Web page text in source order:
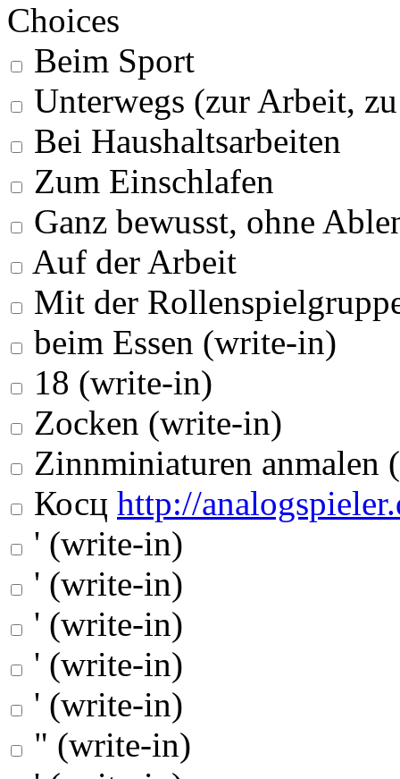
Choices
Beim Sport
Unterwegs (zur Arbeit,
Bei Haushaltsarbeiten
Zum Einschlafen
Ganz bewusst, ohne
Auf der Arbeit
Mit der
beim Essen (write-in)
18 (write-in)
Zocken (write-in)
Zinnminiaturen anmalen
Косц http://
' (write-in)
' (write-in)
' (write-in)
' (write-in)
' (write-in)
" (write-in)